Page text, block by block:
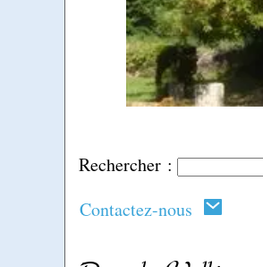
Rechercher :
Contactez-nous